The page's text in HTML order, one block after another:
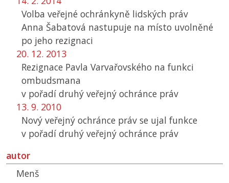
Volba veřejné ochránkyně lidských práv
Anna Šabatová nastupuje na místo uvolněné
po jeho rezignaci
20. 12. 2013
Rezignace Pavla Varvařovského na funkci
ombudsmana
v pořadí druhý veřejný ochránce práv
13. 9. 2010
Nový veřejný ochránce práv se ujal funkce
v pořadí druhý veřejný ochránce práv
autor
Menš